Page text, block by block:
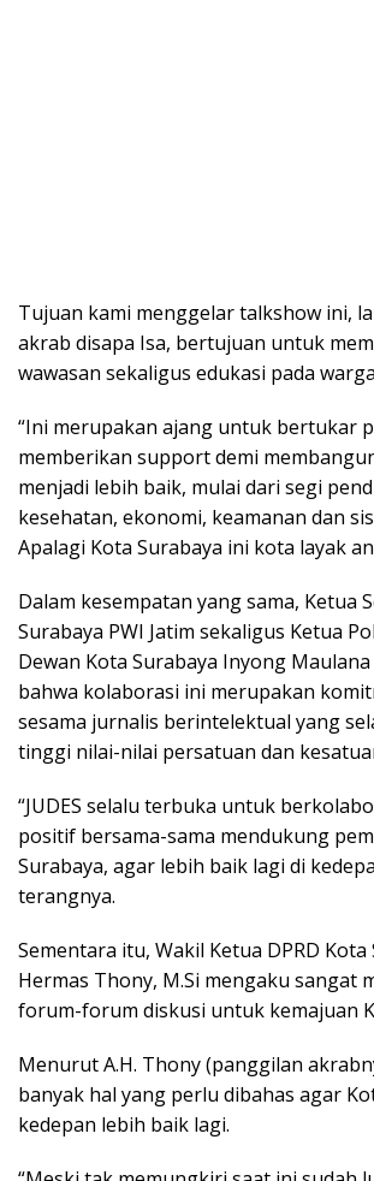
Tujuan kami menggelar talkshow ini,
akrab disapa Isa, bertujuan untuk
wawasan sekaligus edukasi pada
“Ini merupakan ajang untuk bertukar
memberikan support demi
menjadi lebih baik, mulai dari segi
kesehatan, ekonomi, keamanan dan
Apalagi Kota Surabaya ini kota layak
Dalam kesempatan yang sama, Ketua
Surabaya PWI Jatim sekaligus Ketua
Dewan Kota Surabaya Inyong
bahwa kolaborasi ini merupakan
sesama jurnalis berintelektual yang
tinggi nilai-nilai persatuan dan
“JUDES selalu terbuka untuk
positif bersama-sama mendukung
Surabaya, agar lebih baik lagi di
terangnya.
Sementara itu, Wakil Ketua DPRD Kota
Hermas Thony, M.Si mengaku sangat
forum-forum diskusi untuk kemajuan
Menurut A.H. Thony (panggilan
banyak hal yang perlu dibahas agar
kedepan lebih baik lagi.